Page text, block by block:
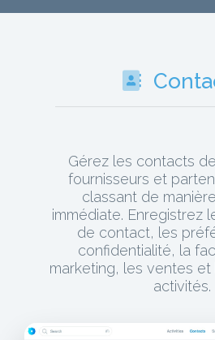
Gérez les contacts
fournisseurs et
classant de
immédiate. Enregistrez
de contact, les
confidentialité, la
marketing, les ventes et
activités.